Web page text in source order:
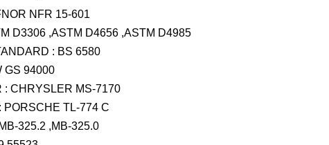
NFR 15-601
D3306 ,ASTM D4656 ,ASTM D4985
: BS 6580
GS 94000
: CHRYSLER MS-7170
PORSCHE TL-774 C
325.2 ,MB-325.0